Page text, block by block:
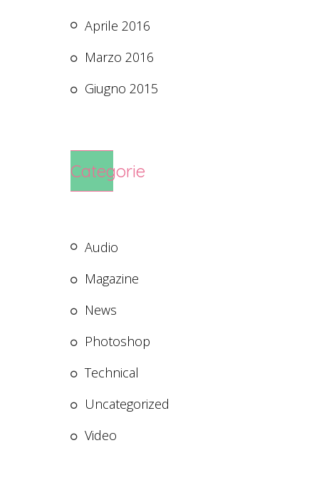
Aprile 2016
Marzo 2016
Giugno 2015
Categorie
Audio
Magazine
News
Photoshop
Technical
Uncategorized
Video